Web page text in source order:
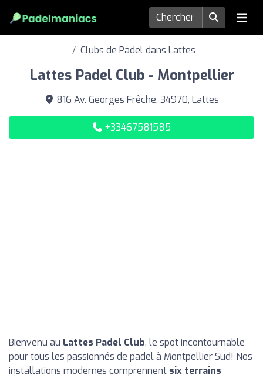
Clubs de Padel dans Lattes
Lattes Padel Club - Montpellier
816 Av. Georges Frêche, 34970, Lattes
+33467581585
Bienvenu au Lattes Padel Club, le spot incontournable
pour tous les passionnés de padel à Montpellier Sud! Nos
installations modernes comprennent six terrains